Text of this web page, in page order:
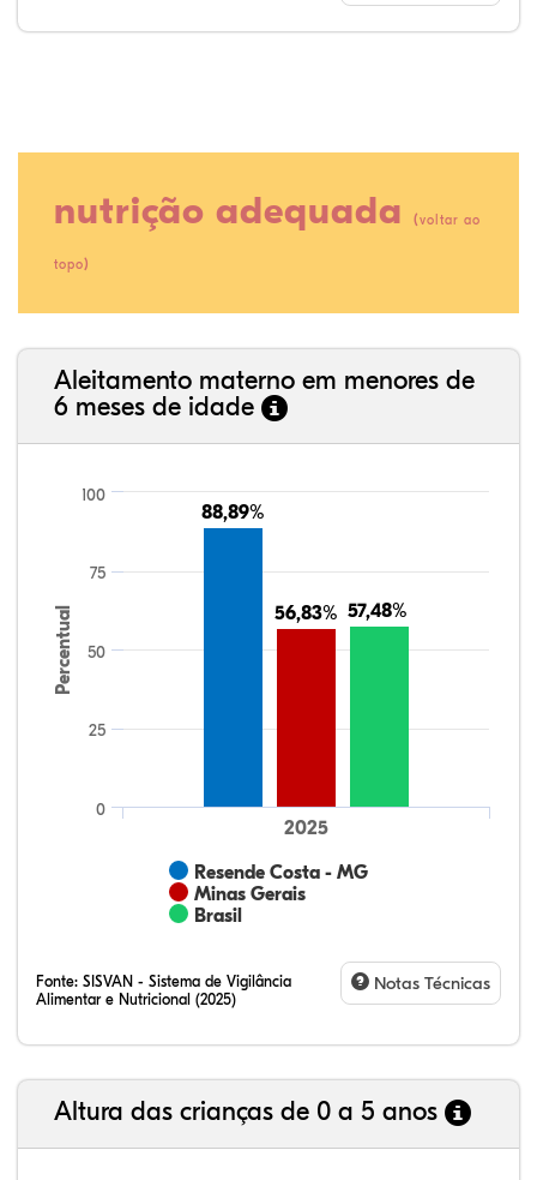
nutrição adequada (voltar ao
topo)
Aleitamento materno em menores de
6 meses de idade
Percentual
88,89%
88,89%
56,83%
56,83% 57,48%
57,48%
Resende Costa - MG
Minas Gerais
Brasil
2025
0
25
50
75
100
Fonte: SISVAN - Sistema de Vigilância
Alimentar e Nutricional (2025)
Notas Técnicas
Altura das crianças de 0 a 5 anos